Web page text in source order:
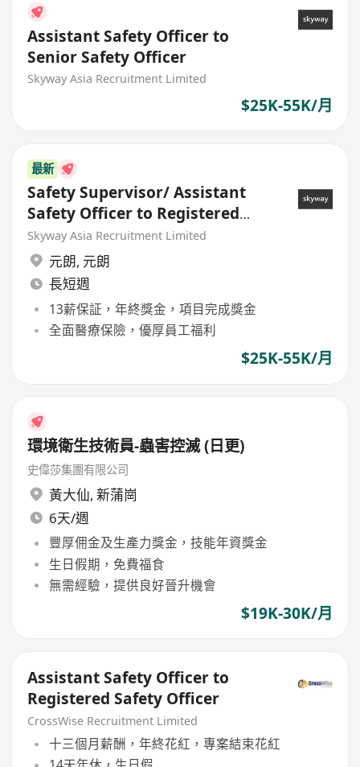
Assistant Safety Officer to
Senior Safety Officer
Skyway Asia Recruitment Limited
$25K-55K/月
最新
Safety Supervisor/ Assistant
Safety Officer to Registered
Safety Officer
Skyway Asia Recruitment Limited
元朗, 元朗
長短週
13薪保証，年終獎金，項目完成獎金
全面醫療保險，優厚員工福利
$25K-55K/月
環境衛生技術員-蟲害控滅 (日更)
史偉莎集團有限公司
黃大仙, 新蒲崗
6天/週
豐厚佣金及生產力獎金，技能年資獎金
生日假期，免費福食
無需經驗，提供良好晉升機會
$19K-30K/月
Assistant Safety Officer to
Registered Safety Officer
CrossWise Recruitment Limited
十三個月薪酬，年終花紅，專案結束花紅